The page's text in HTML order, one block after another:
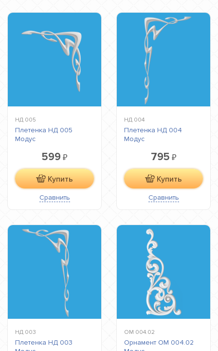
НД 005
Плетенка НД 005
Модус
599 ₽
Купить
Сравнить
НД 004
Плетенка НД 004
Модус
795 ₽
Купить
Сравнить
НД 003
Плетенка НД 003
ОМ 004.02
Орнамент ОМ 004.02